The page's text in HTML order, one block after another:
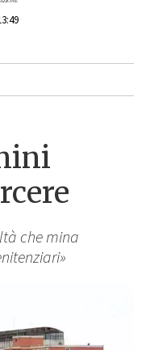
che mina